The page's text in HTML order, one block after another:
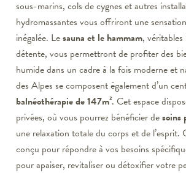
sous-marins, cols de cygnes et autres
hydromassantes vous offriront une
inégalée. Lesauna et le hammam,
détente, vous permettront de profiter des
humide dans un cadre à la fois moderne et
des Alpes se composent également d’un
balnéothérapie de 147m². Cet espace
privées, où vous pourrez bénéficier desoins
une relaxation totale du corps et de l’esprit.
conçu pour répondre à vos besoins
pour apaiser, revitaliser ou détoxifier votre